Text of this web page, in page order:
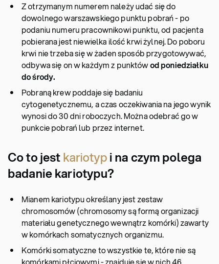
Z otrzymanym numerem należy udać się do
dowolnego warszawskiego punktu pobrań - po
podaniu numeru pracownikowi punktu, od pacjenta
pobierana jest niewielka ilość krwi żylnej. Do poboru
krwi nie trzeba się w żaden sposób przygotowywać,
odbywa się on w każdym z punktówod poniedziałku
do środy.
Pobraną krew poddaje się badaniu
cytogenetycznemu, a czas oczekiwania na jego wynik
wynosi do 30 dni roboczych. Można odebrać go w
punkcie pobrań lub przez internet.
Co to jest kariotypi na czym polega
badanie kariotypu?
Mianem kariotypu określany jest zestaw
chromosomów (chromosomy są formą organizacji
materiału genetycznego wewnątrz komórki) zawarty
w komórkach somatycznych organizmu.
Komórki somatyczne to wszystkie te, które nie są